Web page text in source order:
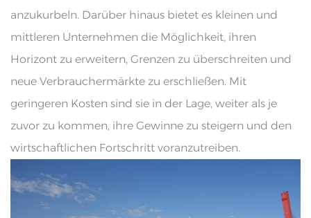
anzukurbeln. Darüber hinaus bietet es kleinen und
mittleren Unternehmen die Möglichkeit, ihren
Horizont zu erweitern, Grenzen zu überschreiten und
neue Verbrauchermärkte zu erschließen. Mit
geringeren Kosten sind sie in der Lage, weiter als je
zuvor zu kommen, ihre Gewinne zu steigern und den
wirtschaftlichen Fortschritt voranzutreiben.